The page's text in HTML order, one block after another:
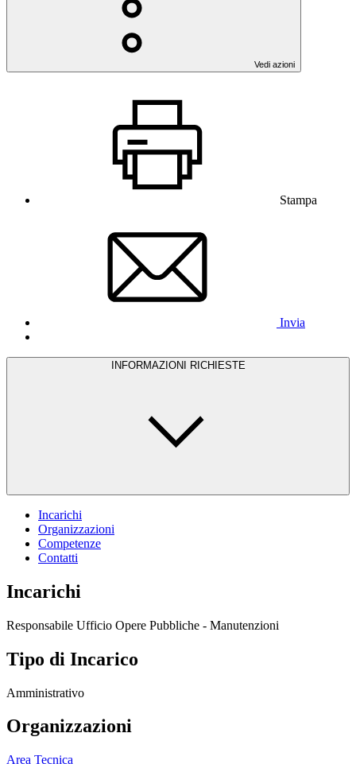
Vedi azioni
Stampa
Invia
INFORMAZIONI RICHIESTE
Incarichi
Organizzazioni
Competenze
Contatti
Incarichi
Responsabile Ufficio Opere Pubbliche - Manutenzioni
Tipo di Incarico
Amministrativo
Organizzazioni
Area Tecnica